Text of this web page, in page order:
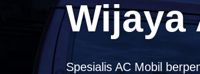
Wijaya
Spesialis AC Mobil